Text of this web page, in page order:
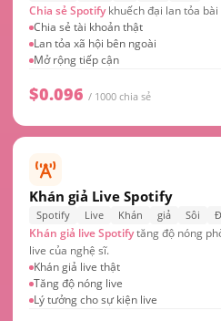
Chia sẻ Spotifykhuếch đại lan tỏa
Chia sẻ tài khoản thật
Lan tỏa xã hội bên ngoài
Mở rộng tiếp cận
$0.096 / 1000 chia sẻ
Khán giả Live Spotify
Spotify Live Khán giả Sôi
Khán giả live Spotifytăng độ nóng
live của nghệ sĩ.
Khán giả live thật
Tăng độ nóng live
Lý tưởng cho sự kiện live